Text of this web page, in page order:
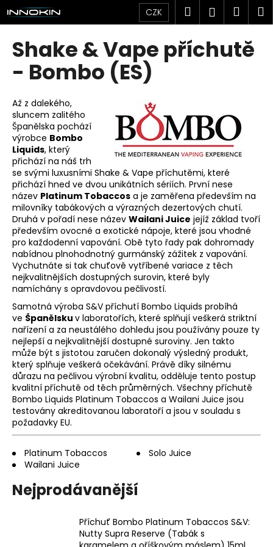
Přejít
na
obsah
CZK Hledat
Shake & Vape příchutě
- Bombo (ES)
Až z dalekého,
sluncem zalitého
Španělska pochází
výrobce Bombo
Liquids, který
přichází na náš trh
se svými luxusními Shake & Vape příchutěmi, které
přichází hned ve dvou unikátních sériích. První nese
název Platinum Tobaccos a je zaměřena především na
milovníky tabákových a výrazných dezertových chutí.
Druhá v pořadí nese název Wailani Juice jejíž základ tvoří
především ovocné a exotické nápoje, které jsou vhodné
pro každodenní vapování. Obě tyto řady pak dohromady
nabídnou plnohodnotný gurmánský zážitek z vapování.
Vychutnáte si tak chuťově vytříbené variace z těch
nejkvalitnějších dostupných surovin, které byly
namíchány s opravdovou pečlivostí.
Samotná výroba S&V příchutí Bombo Liquids probíhá
ve Španělsku v laboratořích, které splňují veškerá striktní
nařízení a za neustálého dohledu jsou používány pouze ty
nejlepší a nejkvalitnější dostupné suroviny. Jen takto
může být s jistotou zaručen dokonalý výsledný produkt,
který splňuje veškerá očekávání. Právě díky silnému
důrazu na pečlivou výrobní kvalitu, odděluje tento postup
kvalitní příchutě od těch průměrných. Všechny příchutě
Bombo Liquids Platinum Tobaccos a Wailani Juice jsou
testovány akreditovanou laboratoří a jsou v souladu s
požadavky EU.
Platinum Tobaccos
Solo Juice
Wailani Juice
Nejprodávanější
Příchuť Bombo Platinum Tobaccos S&V:
Nutty Supra Reserve (Tabák s
K
o
C
p
o
t
ř
e
b
u
j
e
t
e
n
a
j
í
t
?
HLEDAT
D
o
p